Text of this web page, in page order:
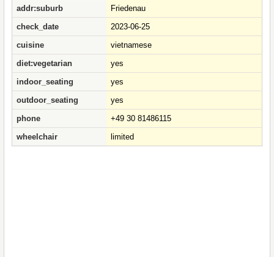
addr:suburb
Friedenau
check_date
2023-06-25
cuisine
vietnamese
diet:vegetarian
yes
indoor_seating
yes
outdoor_seating
yes
phone
+49 30 81486115
wheelchair
limited